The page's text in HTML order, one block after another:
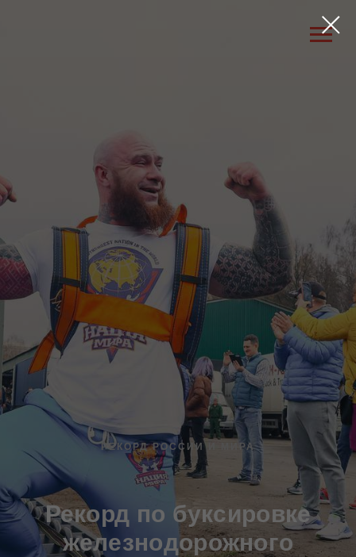
РЕКОРД РОССИИ И МИРА
Рекорд по буксировке
железнодорожного